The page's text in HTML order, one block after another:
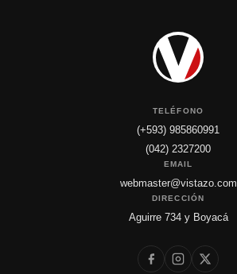
TELÉFONO
(+593) 985860991
(042) 2327200
EMAIL
webmaster@vistazo.com
DIRECCIÓN
Aguirre 734 y Boyacá